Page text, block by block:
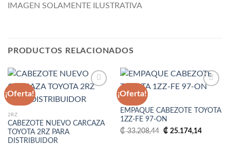
IMAGEN SOLAMENTE ILUSTRATIVA
PRODUCTOS RELACIONADOS
¡Oferta!
lista
2RZ
CABEZOTE NUEVO CARCAZA
TOYOTA 2RZ PARA
DISTRIBUIDOR
¡Oferta!
Añadir
1ZZ-FE
EMPAQUE CABEZOTE TOYOTA
1ZZ-FE 97-ON
₡33.208,44 El
precio
₡ 25.174,14El
precio